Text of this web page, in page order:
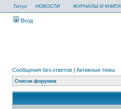
Титул НОВОСТИ ЖУРНАЛЫ И КНИГИ
Вход
Сообщения без ответов | Активные темы
Список форумов